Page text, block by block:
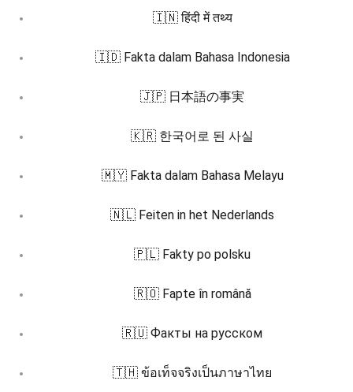
🇮🇳 हिंदी में तथ्य
🇮🇩 Fakta dalam Bahasa Indonesia
🇯🇵 日本語の事実
🇰🇷 한국어로 된 사실
🇲🇾 Fakta dalam Bahasa Melayu
🇳🇱 Feiten in het Nederlands
🇵🇱 Fakty po polsku
🇷🇴 Fapte în română
🇷🇺 Факты на русском
🇹🇭 ข้อเท็จจริงเป็นภาษาไทย